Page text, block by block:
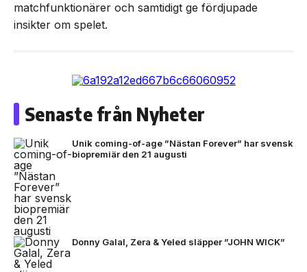
matchfunktionärer och samtidigt ge fördjupade
insikter om spelet.
Senaste från Nyheter
Unik coming-of-age ”Nästan Forever” har svensk
biopremiär den 21 augusti
Donny Galal, Zera & Yeled släpper ”JOHN WICK”